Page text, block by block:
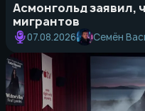
Асмонгольд заявил,
мигрантов
07.08.2026 Семён